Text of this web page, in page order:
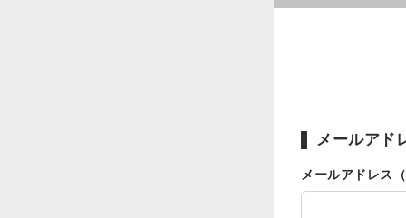
メールアド
メールアドレス